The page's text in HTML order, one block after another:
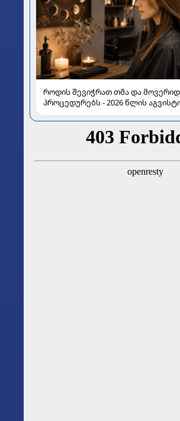
როდის შევიჭრათ თმა და
პროცედურებს - 2026 წლის